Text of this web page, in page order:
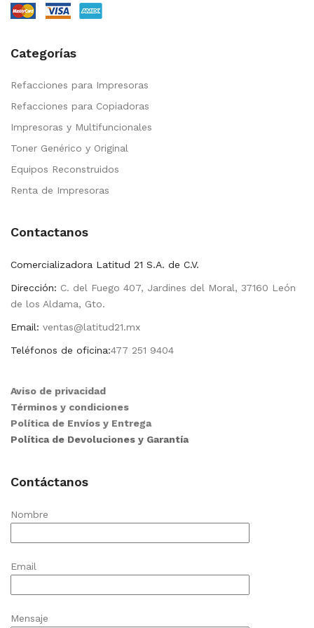
Categorías
Refacciones para Impresoras
Refacciones para Copiadoras
Impresoras y Multifuncionales
Toner Genérico y Original
Equipos Reconstruidos
Renta de Impresoras
Contactanos
Comercializadora Latitud 21 S.A. de C.V.
Dirección: C. del Fuego 407, Jardines del Moral, 37160 León
de los Aldama, Gto.
Email: ventas@latitud21.mx
Teléfonos de oficina:477 251 9404
Aviso de privacidad
Términos y condiciones
Política de Envíos y Entrega
Política de Devoluciones y Garantía
Contáctanos
Nombre
Email
Mensaje